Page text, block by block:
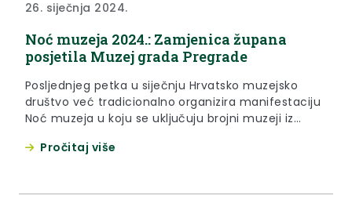
26. siječnja 2024.
Noć muzeja 2024.: Zamjenica župana
posjetila Muzej grada Pregrade
Posljednjeg petka u siječnju Hrvatsko muzejsko
društvo već tradicionalno organizira manifestaciju
Noć muzeja u koju se uključuju brojni muzeji iz
po 19. puta i to s temom “Muzeji i nova publika”, a iz
Pročitaj više